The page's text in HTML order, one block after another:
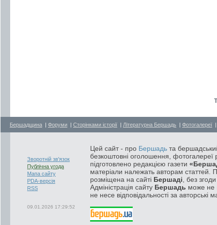
Бершадщина | Форуми | Сторінками історії | Літературна Бершадь | Фотогалереї
Зворотній зв'язок
Публічна угода
Мапа сайту
PDA-версія
RSS
09.01.2026 17:29:52
Цей сайт - про Бершадь та
безкоштовні оголошення, фотогалереї
підготовлено редакцією газети
матеріали належать авторам статтей.
розміщена на сайті Бершаді , без
Адміністрація сайту Бершадь може не
не несе відповідальності за авторські